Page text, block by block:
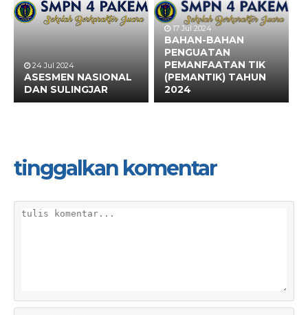
24 Jul 2024
ASESMEN NASIONAL
DAN SULINGJAR
17 Jul 2024
BAHAN-BAHAN
PENGUATAN
PEMANFAATAN TIK
(PEMANTIK) TAHUN
2024
tinggalkan komentar